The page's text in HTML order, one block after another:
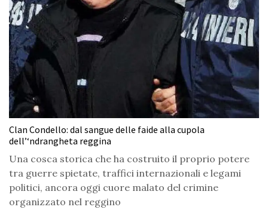
Clan Condello: dal sangue delle faide alla cupola
dell’‘ndrangheta reggina
Una cosca storica che ha costruito il proprio potere
tra guerre spietate, traffici internazionali e legami
politici, ancora oggi cuore malato del crimine
organizzato nel reggino